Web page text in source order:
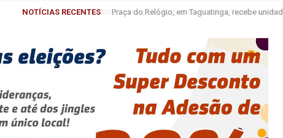
NOTÍCIAS RECENTES Praça do Relógio, em Taguatinga, recebe